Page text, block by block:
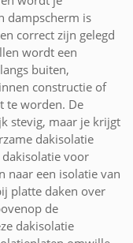
dampscherm is
correct zijn gelegd
wordt een
buiten,
constructie of
te worden. De
stevig, maar je krijgt
dakisolatie
voor
naar een isolatie van
platte daken over
de
dakisolatie